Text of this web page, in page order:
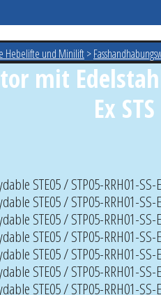
Hebelifte und Minilift>
mit
Ex STS